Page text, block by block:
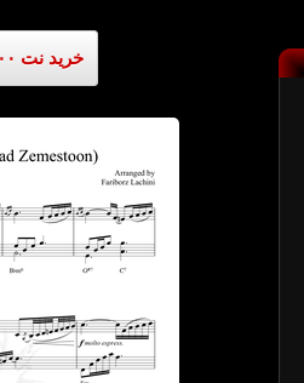
خرید نت ۳۰۰۰۰ تومان